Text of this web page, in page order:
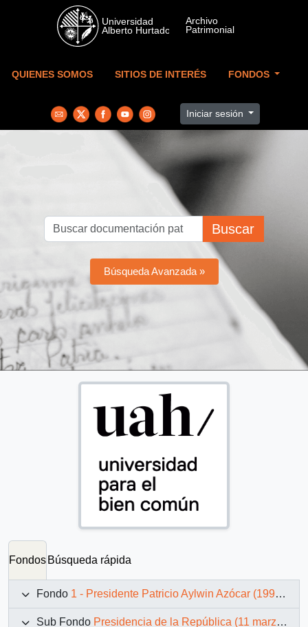
Skip to main content
QUIENES SOMOS SITIOS DE INTERÉS FONDOS
Iniciar sesión
Buscar
Búsqueda Avanzada »
Fondos Búsqueda rápida
Fondo 1 - Presidente Patricio Aylwin Azócar (1990-1994)
Sub Fondo Presidencia de la República (11 marzo 1990 – 11 marzo 1994)